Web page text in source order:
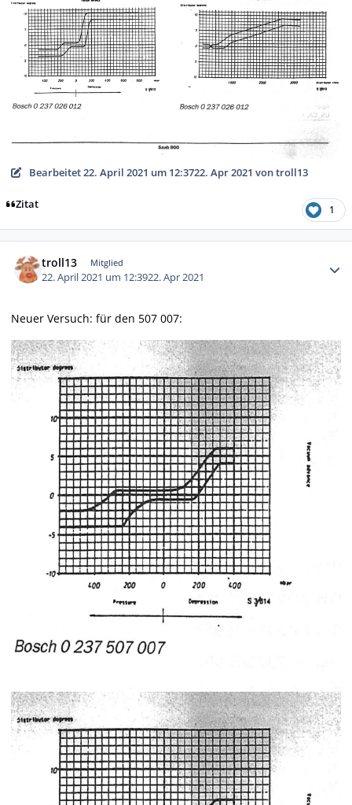
Bearbeitet22. April 2021 um 12:3722. Apr 2021 von troll13
Zitat 1
troll13 Mitglied
22. April 2021 um 12:3922. Apr 2021
Neuer Versuch: für den 507 007: